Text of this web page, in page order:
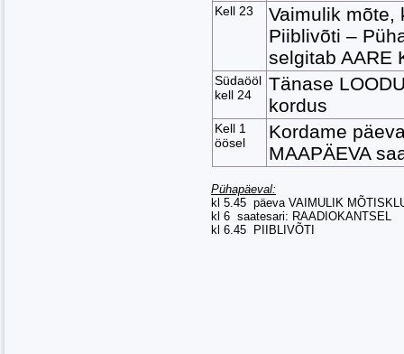
Kell 23
Vaimulik mõte,
Piiblivõti –
selgitab AARE
Südaööl
kell 24
Tänase
kordus
Kell 1
öösel
Kordame
MAAPÄEVA
Pühapäeval:
kl 5.45 päeva VAIMULIK
kl 6 saatesari: RAADIOKANTSEL
kl 6.45 PIIBLIVÕTI